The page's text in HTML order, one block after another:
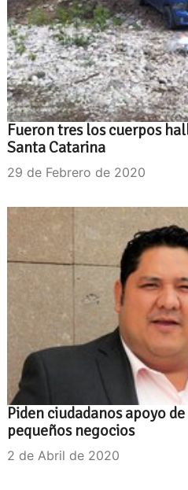
Fueron tres los cuerpos
Santa Catarina
29 de Febrero de 2020
Piden ciudadanos apoyo
pequeños negocios
2 de Abril de 2020